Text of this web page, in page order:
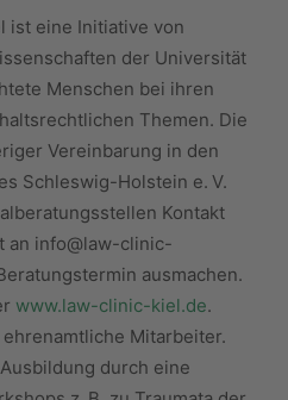
ist eine Initiative von
der Universität
Menschen bei ihren
Themen. Die
Vereinbarung in den
Schleswig-Holstein e. V.
Kontakt
an info@law-clinic-
ausmachen.
www.law-clinic-kiel.de.
Mitarbeiter.
durch eine